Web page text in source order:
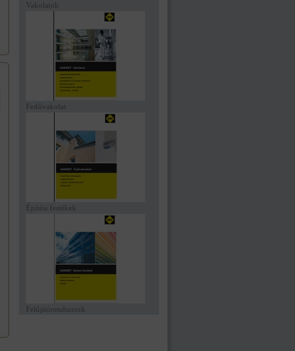
Vakolatok
Fedővakolat
Építési festékek
Felújítórendszerek